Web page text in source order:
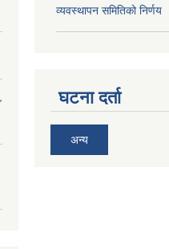
व्यवस्थापन समितिको निर्णय
घटना दर्ता
अन्य